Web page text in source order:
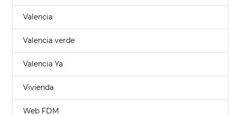
Valencia
Valencia verde
Valencia Ya
Vivienda
Web FDM